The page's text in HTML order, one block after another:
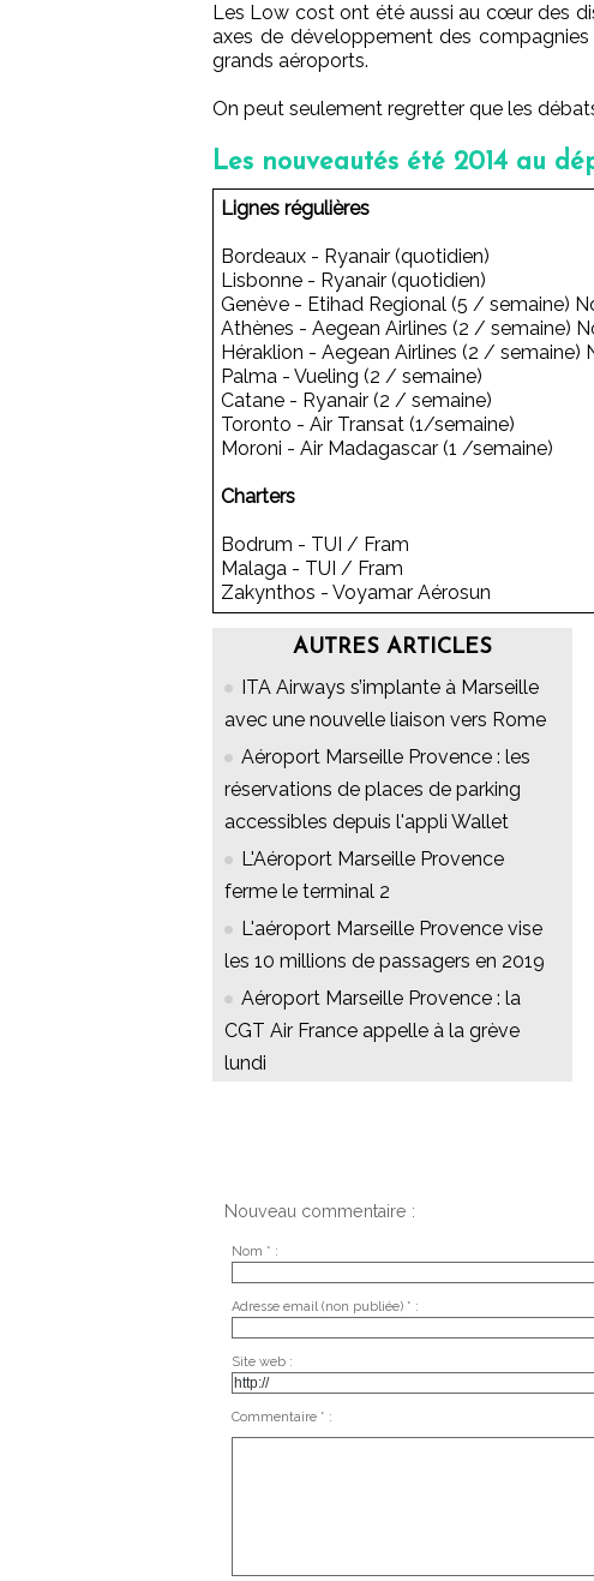
Les Low cost ont été aussi au cœur des
axes de développement des
grands aéroports.
On peut seulement regretter que les
Les nouveautés été 2014 au
Lignes régulières
Bordeaux - Ryanair (quotidien)
Lisbonne - Ryanair (quotidien)
Genève - Etihad Regional (5 / semaine)
Athènes - Aegean Airlines (2 / semaine)
Héraklion - Aegean Airlines (2 / semaine)
Palma - Vueling (2 / semaine)
Catane - Ryanair (2 / semaine)
Toronto - Air Transat (1/semaine)
Moroni - Air Madagascar (1 /semaine)
Charters
Bodrum - TUI / Fram
Malaga - TUI / Fram
Zakynthos - Voyamar Aérosun
AUTRES ARTICLES
ITA Airways s’implante à Marseille
avec une nouvelle liaison vers Rome
Aéroport Marseille Provence : les
réservations de places de parking
accessibles depuis l'appli Wallet
L'Aéroport Marseille Provence
ferme le terminal 2
L'aéroport Marseille Provence vise
les 10 millions de passagers en 2019
Aéroport Marseille Provence : la
CGT Air France appelle à la grève
lundi
Nouveau commentaire :
Nom * :
Adresse email (non publiée) * :
Site web :
Commentaire * :